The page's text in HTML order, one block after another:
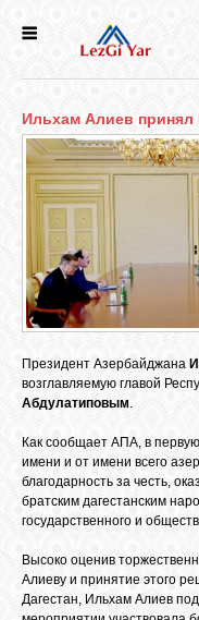
СЕЛА
ИСТОРИЯ
КУЛЬТУРА
ГОЛОС
БИБЛИОТЕКА
ФОРУМ
Ильхам Алиев принял
Президент Азербайджана
возглавляемую главой
Абдулатиповым.
Как сообщает АПА, в первую
имени и от имени всего
благодарность за честь,
братским дагестанским
государственного и
Высоко оценив
Алиеву и принятие этого
Дагестан, Ильхам Алиев